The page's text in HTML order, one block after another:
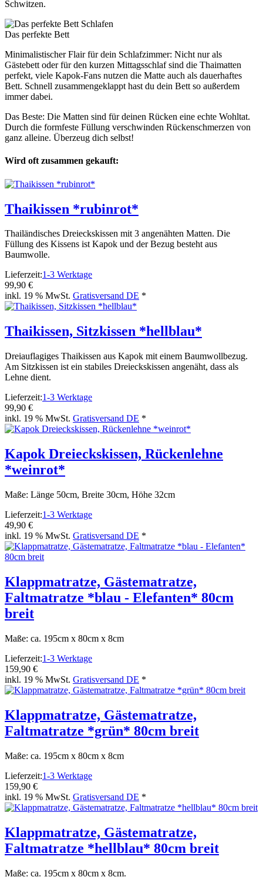
Schwitzen.
Schlafen
Das perfekte Bett
Minimalistischer Flair für dein Schlafzimmer: Nicht nur als
Gästebett oder für den kurzen Mittagsschlaf sind die Thaimatten
perfekt, viele Kapok-Fans nutzen die Matte auch als dauerhaftes
Bett. Schnell zusammengeklappt hast du dein Bett so außerdem
immer dabei.
Das Beste: Die Matten sind für deinen Rücken eine echte Wohltat.
Durch die formfeste Füllung verschwinden Rückenschmerzen von
ganz alleine. Überzeug dich selbst!
Wird oft zusammen gekauft:
Thaikissen *rubinrot*
Thailändisches Dreieckskissen mit 3 angenähten Matten. Die
Füllung des Kissens ist Kapok und der Bezug besteht aus
Baumwolle.
Lieferzeit:1-3 Werktage
99,90 €
inkl. 19 % MwSt. Gratisversand DE *
Thaikissen, Sitzkissen *hellblau*
Dreiauflagiges Thaikissen aus Kapok mit einem Baumwollbezug.
Am Sitzkissen ist ein stabiles Dreieckskissen angenäht, dass als
Lehne dient.
Lieferzeit:1-3 Werktage
99,90 €
inkl. 19 % MwSt. Gratisversand DE *
Kapok Dreieckskissen, Rückenlehne
*weinrot*
Maße: Länge 50cm, Breite 30cm, Höhe 32cm
Lieferzeit:1-3 Werktage
49,90 €
inkl. 19 % MwSt. Gratisversand DE *
Klappmatratze, Gästematratze,
Faltmatratze *blau - Elefanten* 80cm
breit
Maße: ca. 195cm x 80cm x 8cm
Lieferzeit:1-3 Werktage
159,90 €
inkl. 19 % MwSt. Gratisversand DE *
Klappmatratze, Gästematratze,
Faltmatratze *grün* 80cm breit
Maße: ca. 195cm x 80cm x 8cm
Lieferzeit:1-3 Werktage
159,90 €
inkl. 19 % MwSt. Gratisversand DE *
Klappmatratze, Gästematratze,
Faltmatratze *hellblau* 80cm breit
Maße: ca. 195cm x 80cm x 8cm.